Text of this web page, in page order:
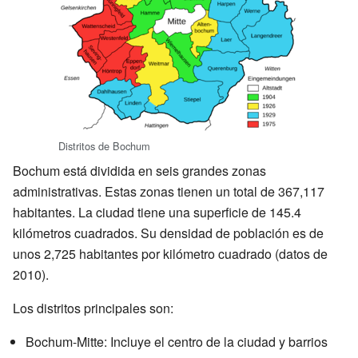
Distritos de Bochum
Bochum está dividida en seis grandes zonas
administrativas. Estas zonas tienen un total de 367,117
habitantes. La ciudad tiene una superficie de 145.4
kilómetros cuadrados. Su densidad de población es de
unos 2,725 habitantes por kilómetro cuadrado (datos de
2010).
Los distritos principales son:
Bochum-Mitte: Incluye el centro de la ciudad y barrios